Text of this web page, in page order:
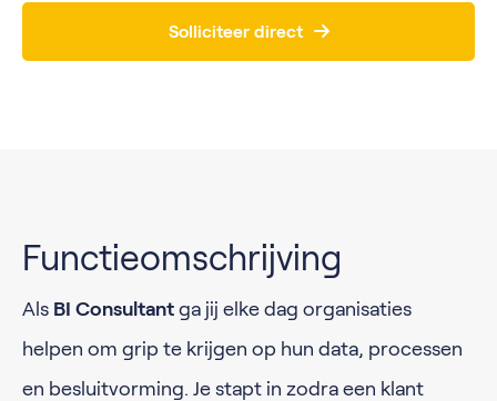
Solliciteer direct
Functieomschrijving
Als BI Consultant ga jij elke dag organisaties
helpen om grip te krijgen op hun data, processen
en besluitvorming. Je stapt in zodra een klant